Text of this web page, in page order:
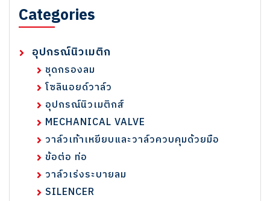
Categories
อุปกรณ์นิวเมติก
ชุดกรองลม
โซลินอยด์วาล์ว
อุปกรณ์นิวเมติกส์
MECHANICAL VALVE
วาล์วเท้าเหยียบและวาล์วควบคุมด้วยมือ
ข้อต่อ ท่อ
วาล์วเร่งระบายลม
SILENCER